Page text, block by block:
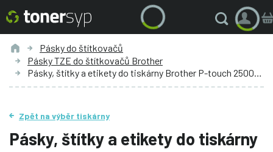
Pásky do štítkovačů
Pásky TZE do štítkovačů Brother
Pásky, štítky a etikety do tiskárny Brother P-touch 2500PC
Zpět na výběr tiskárny
Pásky, štítky a etikety do tiskárny